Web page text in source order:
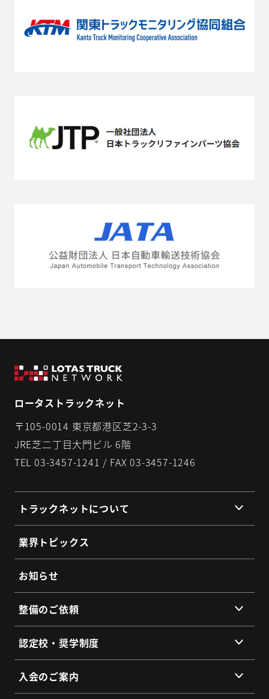
ロータストラックネット
〒105-0014 東京都港区芝2-3-3
JRE芝二丁目大門ビル 6階
TEL 03-3457-1241 / FAX 03-3457-1246
トラックネットについて
組織理念
組織概要
代表挨拶
提携企業・団体一覧
総会・地区会・研修会
会員同士のネットワークづくり
SDGs宣言
業界トピックス
お知らせ
整備のご依頼
提供サービス
サービス拠点
よくあるご質問
整備・メンテナンス依頼フォーム
認定校・奨学制度
認定校制度について
全国トラックネット企業紹介
入会のご案内